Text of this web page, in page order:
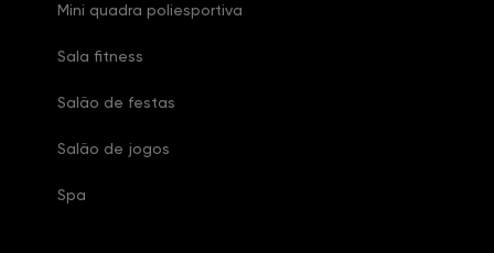
Mini quadra poliesportiva
Sala fitness
Salão de festas
Salão de jogos
Spa